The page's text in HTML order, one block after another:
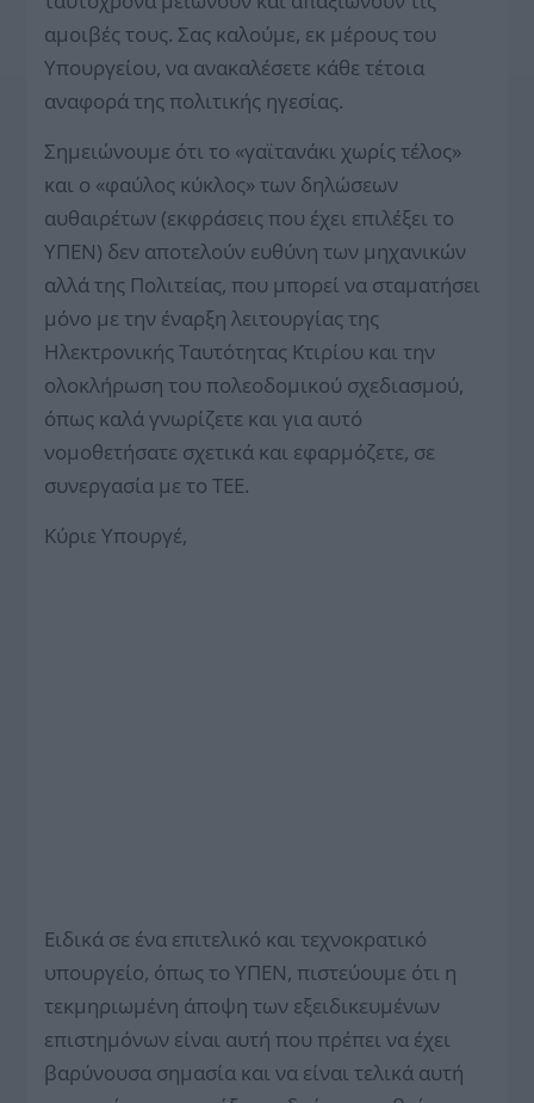
αμοιβές τους. Σας καλούμε, εκ μέρους του
Υπουργείου, να ανακαλέσετε κάθε τέτοια
αναφορά της πολιτικής ηγεσίας.
Σημειώνουμε ότι το «γαϊτανάκι χωρίς τέλος»
και ο «φαύλος κύκλος» των δηλώσεων
αυθαιρέτων (εκφράσεις που έχει επιλέξει το
ΥΠΕΝ) δεν αποτελούν ευθύνη των μηχανικών
αλλά της Πολιτείας, που μπορεί να σταματήσει
μόνο με την έναρξη λειτουργίας της
Ηλεκτρονικής Ταυτότητας Κτιρίου και την
ολοκλήρωση του πολεοδομικού σχεδιασμού,
όπως καλά γνωρίζετε και για αυτό
νομοθετήσατε σχετικά και εφαρμόζετε, σε
συνεργασία με το ΤΕΕ.
Κύριε Υπουργέ,
Ειδικά σε ένα επιτελικό και τεχνοκρατικό
υπουργείο, όπως το ΥΠΕΝ, πιστεύουμε ότι η
τεκμηριωμένη άποψη των εξειδικευμένων
επιστημόνων είναι αυτή που πρέπει να έχει
βαρύνουσα σημασία και να είναι τελικά αυτή